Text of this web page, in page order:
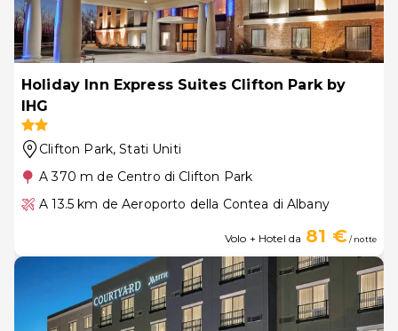
Holiday Inn Express Suites Clifton Park by
IHG
Clifton Park, Stati Uniti
A 370 m de Centro di Clifton Park
A 13.5 km de Aeroporto della Contea di Albany
Volo + Hotel da 81 €/ notte